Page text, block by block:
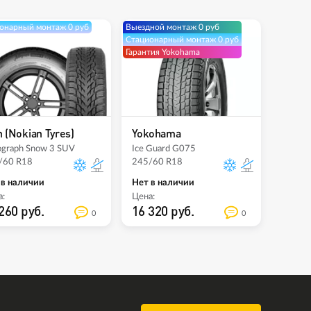
монтаж 0 руб
(Nokian Tyres)
Snow 3 SUV
R18
наличии
руб. 0
Выездной монтаж 0 руб
Стационарный монтаж 0 руб
Гарантия Yokohama
Yokohama
Ice Guard G075
245/60 R18
Нет в наличии
Цена:
16 320 руб. 0